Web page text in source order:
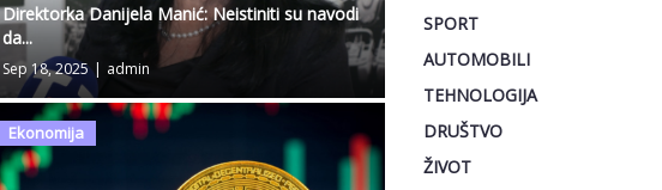
Direktorka Danijela Manić: Neistiniti su navodi
da...
Sep 18, 2025 | admin
Ekonomija
SPORT
AUTOMOBILI
TEHNOLOGIJA
DRUŠTVO
ŽIVOT